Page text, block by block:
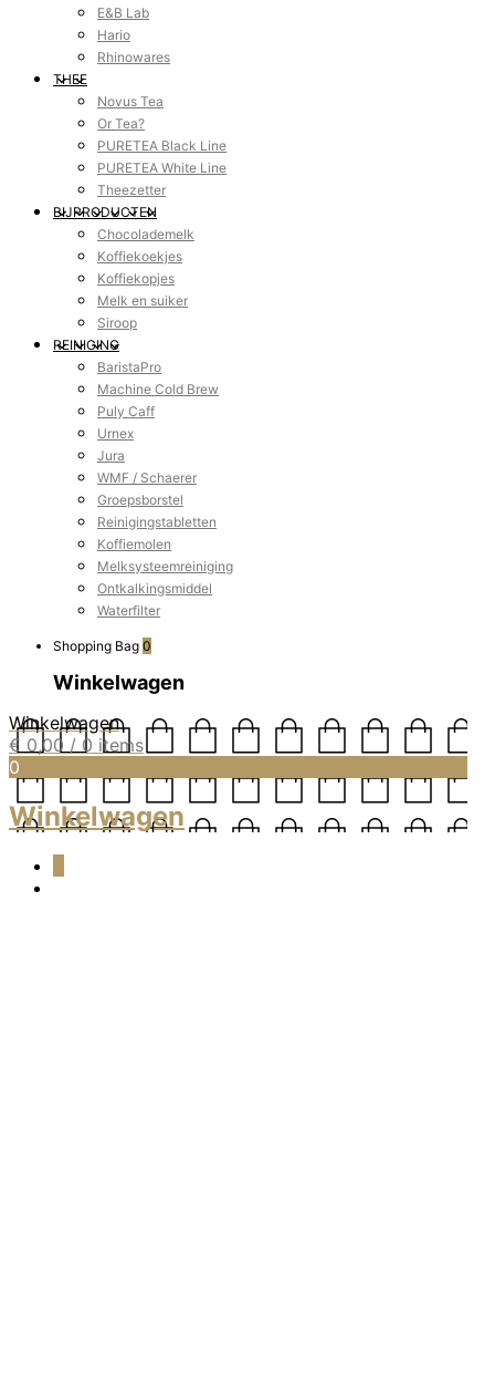
E&B Lab
Hario
Rhinowares
THEE
Novus Tea
Or Tea?
PURETEA Black Line
PURETEA White Line
Theezetter
BIJPRODUCTEN
Chocolademelk
Koffiekoekjes
Koffiekopjes
Melk en suiker
Siroop
REINIGING
BaristaPro
Machine Cold Brew
Puly Caff
Urnex
Jura
WMF / Schaerer
Groepsborstel
Reinigingstabletten
Koffiemolen
Melksysteemreiniging
Ontkalkingsmiddel
Waterfilter
Shopping Bag 0
Winkelwagen
Winkelwagen
€ 0,00 / 0 items
0
Winkelwagen